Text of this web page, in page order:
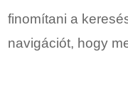
finomítani a
navigációt, hogy